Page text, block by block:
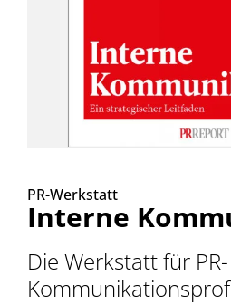
PR-Werkstatt
Interne
Die Werkstatt für